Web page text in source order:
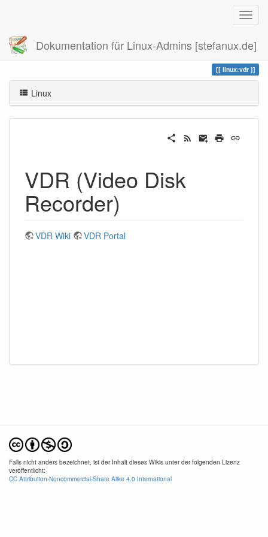
Dokumentation für Linux-Admins [stefanux.de]
Zuletzt angesehen vdr
linux:vdr
Linux
VDR (Video Disk
Recorder)
VDR Wiki VDR Portal
Falls nicht anders bezeichnet, ist der Inhalt dieses Wikis unter der folgenden Lizenz
veröffentlicht:
CC Attribution-Noncommercial-Share Alike 4.0 International